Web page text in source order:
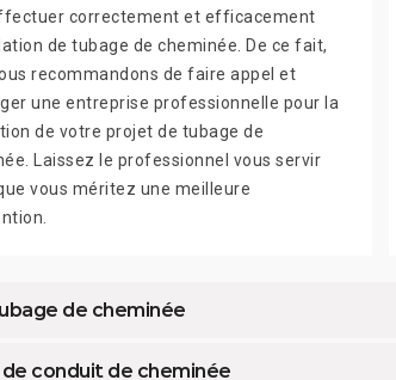
correctement et efficacement
de tubage de cheminée. De ce fait,
recommandons de faire appel et
une entreprise professionnelle pour la
de votre projet de tubage de
Laissez le professionnel vous servir
vous méritez une meilleure
de cheminée
de conduit de cheminée